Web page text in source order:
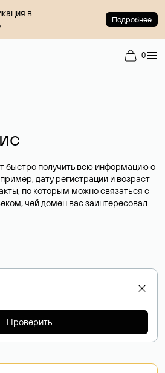
в
Подробнее
0
быстро получить всю информацию о
дату регистрации и возраст
по которым можно связаться с
чей домен вас заинтересовал.
Проверить